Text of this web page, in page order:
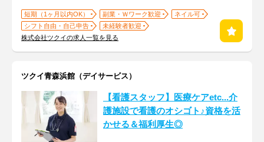
短期（1ヶ月以内OK） 副業・Ｗワーク歓迎
ネイル可
シフト自由・自己申告
未経験者歓迎
株式会社ツクイの求人一覧を見る
ツクイ青森浜館（デイサービス）
【看護スタッフ】医療ケアetc...介
護施設で看護のオシゴト♪資格を活
かせる＆福利厚生◎